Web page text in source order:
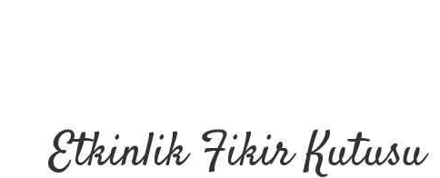
Etkinlik Fikir Kutusu